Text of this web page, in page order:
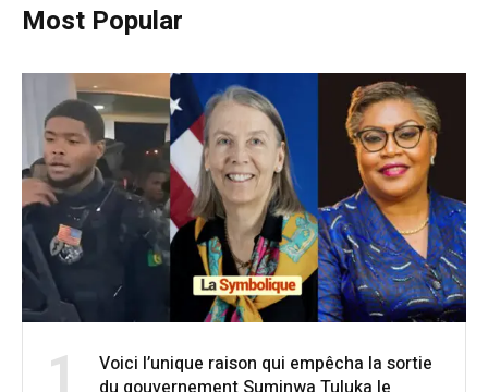
Most Popular
1
Voici l’unique raison qui empêcha la sortie